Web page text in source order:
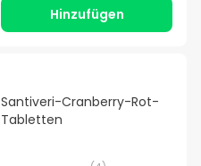
Hinzufügen
Santiveri-Cranberry-Rot-
Tabletten